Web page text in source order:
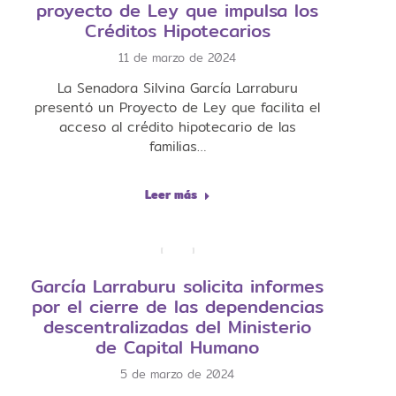
proyecto de Ley que impulsa los
Créditos Hipotecarios
11 de marzo de 2024
La Senadora Silvina García Larraburu
presentó un Proyecto de Ley que facilita el
acceso al crédito hipotecario de las
familias…
Leer más
García Larraburu solicita informes
por el cierre de las dependencias
descentralizadas del Ministerio
de Capital Humano
5 de marzo de 2024